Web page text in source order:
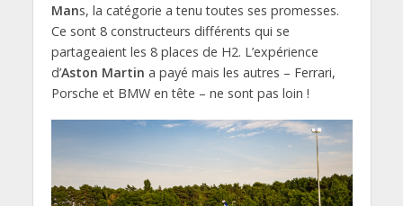
Mans, la catégorie a tenu toutes ses promesses.
Ce sont 8 constructeurs différents qui se
partageaient les 8 places de H2. L’expérience
d’Aston Martin a payé mais les autres – Ferrari,
Porsche et BMW en tête – ne sont pas loin !